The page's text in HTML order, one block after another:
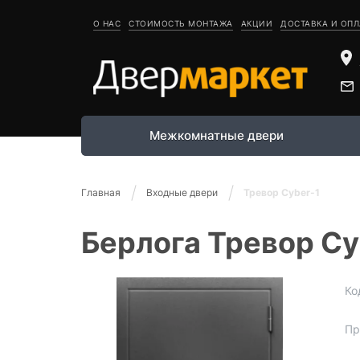
О НАС СТОИМОСТЬ МОНТАЖА АКЦИИ ДОСТАВКА И
Межкомнатные двери
Главная Входные двери Тревор Cyber-1
Берлога Тревор